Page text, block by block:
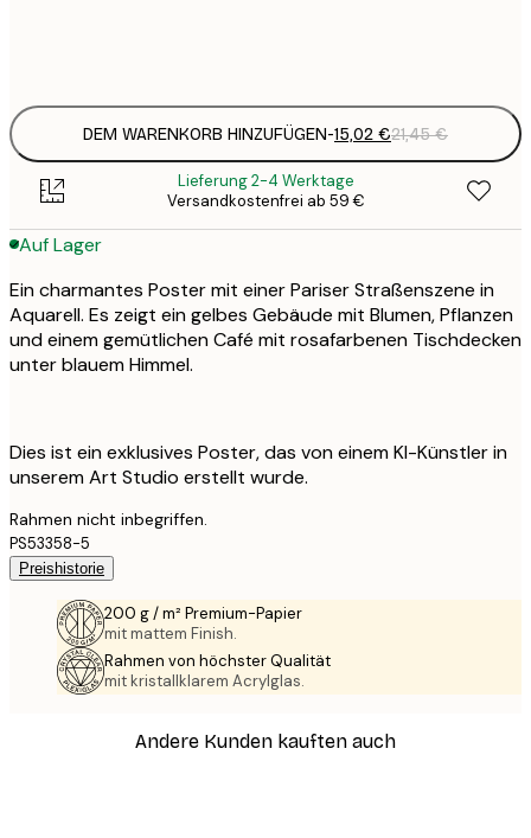
DEM WARENKORB HINZUFÜGEN-15,02 €21,45 €
Lieferung 2-4 Werktage
Versandkostenfrei ab 59 €
Auf Lager
Ein charmantes Poster mit einer Pariser Straßenszene in
Aquarell. Es zeigt ein gelbes Gebäude mit Blumen, Pflanzen
und einem gemütlichen Café mit rosafarbenen Tischdecken
unter blauem Himmel.
Dies ist ein exklusives Poster, das von einem KI-Künstler in
unserem Art Studio erstellt wurde.
Rahmen nicht inbegriffen.
PS53358-5
Preishistorie
200 g / m² Premium-Papier
mit mattem Finish.
Rahmen von höchster Qualität
mit kristallklarem Acrylglas.
Andere Kunden kauften auch